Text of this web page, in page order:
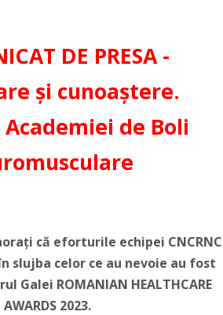
DE PRESA -
și cunoaștere.
de Boli
că eforturile echipei CNCRNC
în slujba celor ce au nevoie au fost
Galei ROMANIAN HEALTHCARE
AWARDS 2023.